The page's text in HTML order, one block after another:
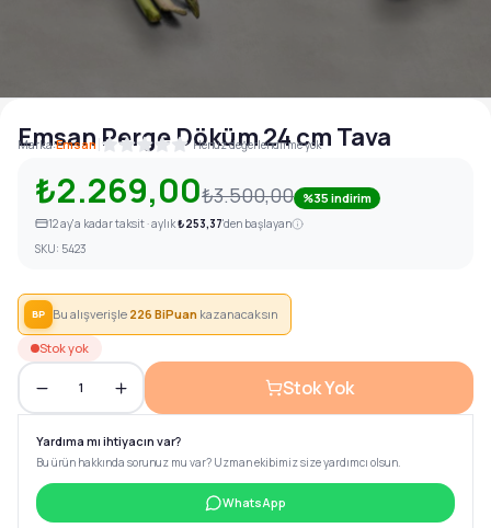
Emsan Perge Döküm 24 cm Tava
Marka:Emsan | Henüz değerlendirme yok
₺2.269,00₺3.500,00 %35 indirim
12ay'a kadar taksit · aylık₺253,37'den başlayan
SKU: 5423
BP Bu alışverişle 226 BiPuan kazanacaksın
Stok yok
1 Stok Yok
Yardıma mı ihtiyacın var?
Bu ürün hakkında sorunuz mu var? Uzman ekibimiz size yardımcı olsun.
WhatsApp